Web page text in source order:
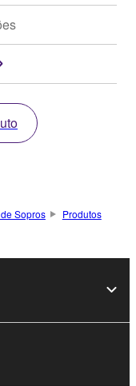
Sopros
Produtos